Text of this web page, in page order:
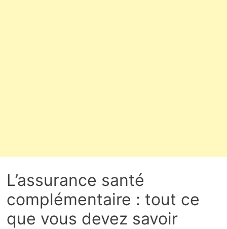
L’assurance santé
complémentaire : tout ce
que vous devez savoir